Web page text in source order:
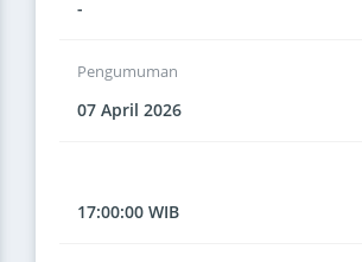
-
Pengumuman
07 April 2026
17:00:00 WIB